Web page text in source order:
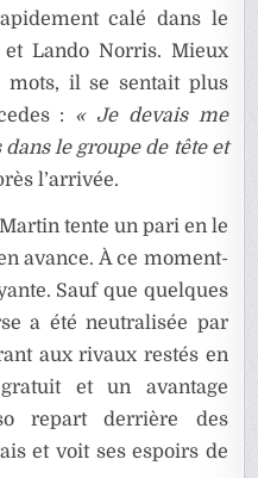
calé dans le
et Lando Norris. Mieux
mots, il se sentait plus
: « Je devais me
le groupe de tête et
l’arrivée.
tente un pari en le
avance. À ce moment-
Sauf que quelques
a été neutralisée par
aux rivaux restés en
et un avantage
repart derrière des
et voit ses espoirs de